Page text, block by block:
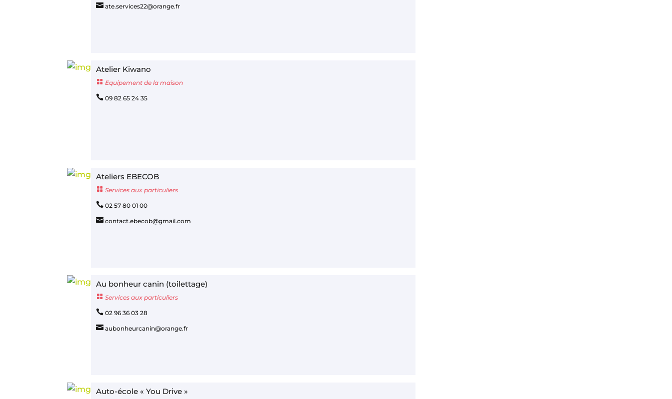
 ate.services22@orange.fr
Atelier Kiwano
 Equipement de la maison
 09 82 65 24 35
Ateliers EBECOB
 Services aux particuliers
 02 57 80 01 00
 contact.ebecob@gmail.com
Au bonheur canin (toilettage)
 Services aux particuliers
 02 96 36 03 28
 aubonheurcanin@orange.fr
Auto-école « You Drive »